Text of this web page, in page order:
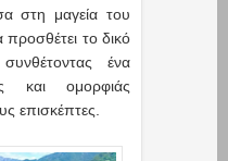
στη μαγεία του
το δικό
ένα
και ομορφιάς
επισκέπτες.